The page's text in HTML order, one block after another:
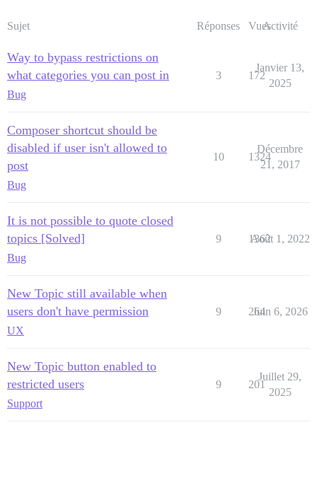
Sujet Réponses VuesActivité
Way to bypass restrictions on
what categories you can post in
Bug
3 172
Janvier 13,
2025
Composer shortcut should be
disabled if user isn't allowed to
post
Bug
10 1324
Décembre
21, 2017
It is not possible to quote closed
topics [Solved]
Bug
9 1362
Août 1, 2022
New Topic still available when
users don't have permission
UX
9 264
Juin 6, 2026
New Topic button enabled to
restricted users
Support
9 201
Juillet 29,
2025